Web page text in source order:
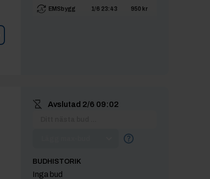
EMSbygg 1/6 23:43 950 kr
Avslutad 2/6 09:02
BUDHISTORIK
Inga bud